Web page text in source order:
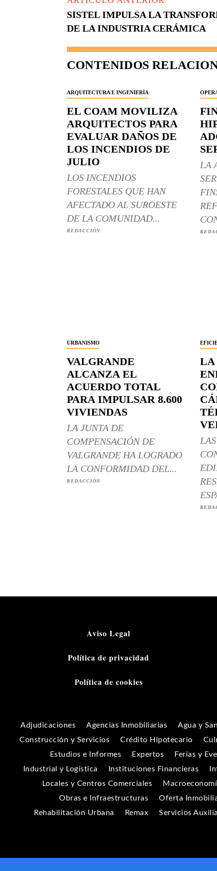
SISTEL IMPULSA LA
DE LA INDUSTRIA CERÁMICA
CONTENIDOS
ARQUITECTURA E INGENIERÍA
EL COAM MOVILIZA
ARQUITECTOS PARA
EVALUAR DAÑOS DE
LOS INCENDIOS DE
JULIO
LOS INCENDIOS
FORESTALES QUE HAN
AFECTADO AL SUROESTE
DE LA COMUNIDAD...
REDACCIÓN
LA
URBANISMO
VALGRANDE
ALCANZA EL
ACUERDO TOTAL
PARA IMPULSAR 8.600
VIVIENDAS
LA JUNTA DE
COMPENSACIÓN DE
VALGRANDE HA LOGRADO
LA CONFORMIDAD DEL...
REDACCIÓN
LA
Aviso Legal
Política de privacidad
Política de cookies
Adjudicaciones Agencias Inmobiliarias
Agua y
Construcción y Servicios
Crédito Hipotecario
Estudios e Informes
Expertos
Ferias y
Industrial y Logística
Instituciones Financieras
Locales y Centros Comerciales
Obras e Infraestructuras
Oferta
Rehabilitación Urbana
Remax Servicios